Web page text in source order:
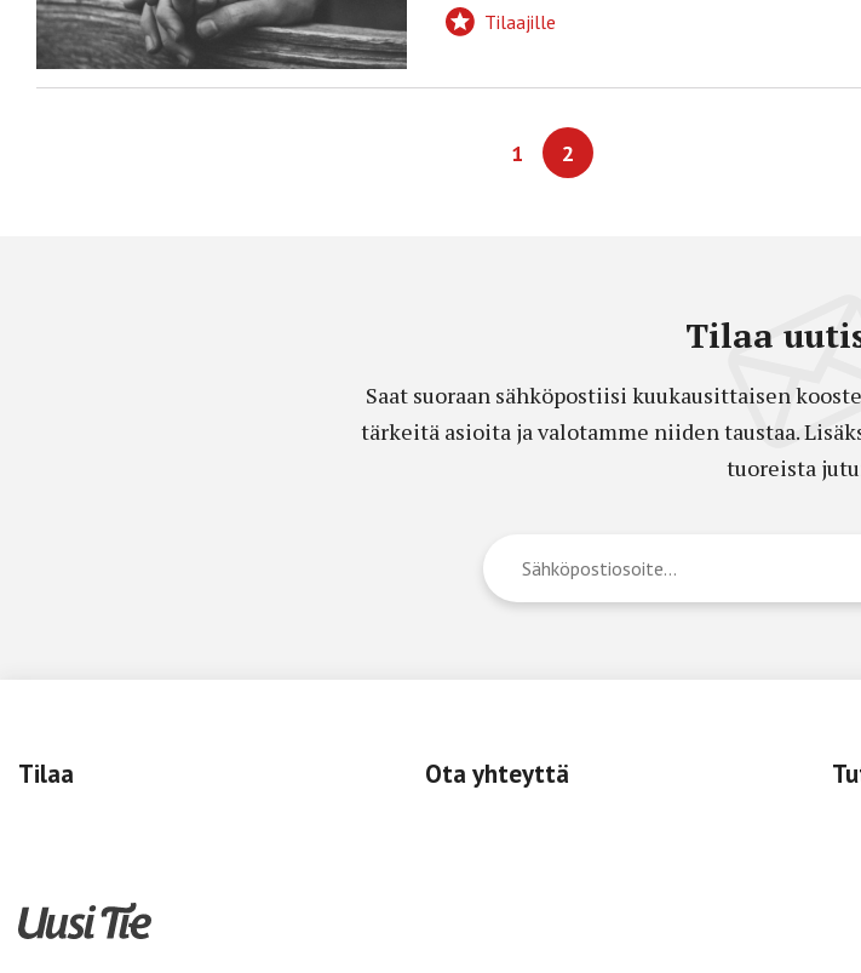
Tilaajille
1 2
Tilaa
Saat suoraan sähköpostiisi kuukausittaisen
tärkeitä asioita ja valotamme niiden taustaa.
tuoreista
Tilaa Ota yhteyttä